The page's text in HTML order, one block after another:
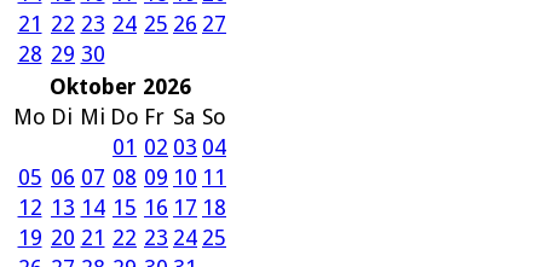
21 22 23 24 25 26 27
28 29 30
Oktober 2026
Mo Di Mi Do Fr Sa So
01 02 03 04
05 06 07 08 09 10 11
12 13 14 15 16 17 18
19 20 21 22 23 24 25